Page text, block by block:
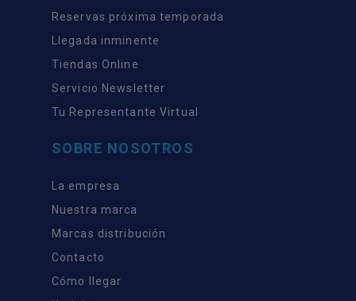
Reservas próxima temporada
Llegada inminente
Tiendas Online
Servicio Newsletter
Tu Representante Virtual
SOBRE NOSOTROS
La empresa
Nuestra marca
Marcas distribución
Contacto
Cómo llegar